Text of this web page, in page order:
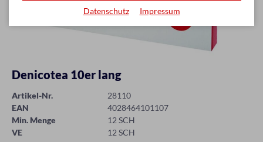
Denicotea 10er lang
Artikel-Nr.
28110
EAN
4028464101107
Min. Menge
12 SCH
VE
12 SCH
Datenschutz Impressum